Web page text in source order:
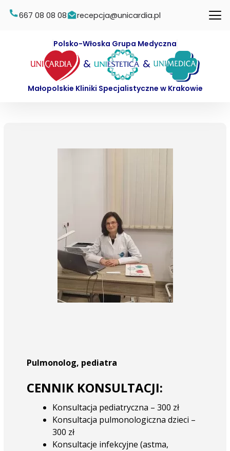
667 08 08 08 recepcja@unicardia.pl
Polsko-Włoska Grupa Medyczna
& &
Małopolskie Kliniki Specjalistyczne w Krakowie
Pulmonolog, pediatra
CENNIK KONSULTACJI:
Konsultacja pediatryczna – 300 zł
Konsultacja pulmonologiczna dzieci –
300 zł
Konsultacje infekcyjne (astma,